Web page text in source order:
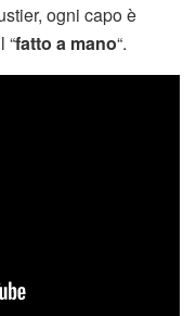
ogni capo è
“fatto a mano“.